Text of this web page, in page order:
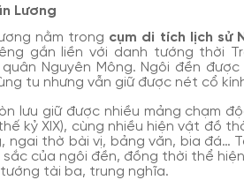
Lương
nằm trong cụm di tích lịch sử
gắn liền với danh tướng thời
Nguyên Mông. Ngôi đền
tu nhưng vẫn giữ được nét cổ
lưu giữ được nhiều mảng chạm
kỷ XIX), cùng nhiều hiện vật đồ
ngai thờ bài vị, bảng văn, bia đá…
sắc của ngôi đền, đồng thời thể
tướng tài ba, trung nghĩa.